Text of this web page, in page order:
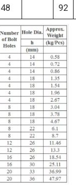
48 92